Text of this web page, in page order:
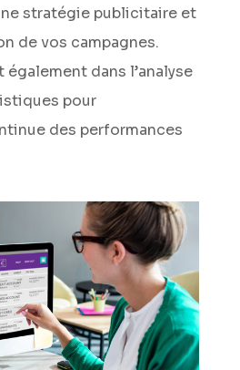
stratégie publicitaire et
de vos campagnes.
dans l’analyse
pour
des performances